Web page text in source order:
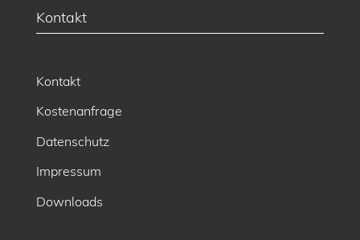
Kontakt
Kontakt
Kostenanfrage
Datenschutz
Impressum
Downloads